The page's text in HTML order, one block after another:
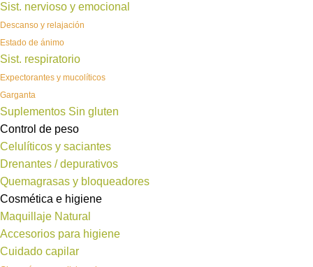
Sist. nervioso y emocional
Descanso y relajación
Estado de ánimo
Sist. respiratorio
Expectorantes y mucolíticos
Garganta
Suplementos Sin gluten
Control de peso
Celulíticos y saciantes
Drenantes / depurativos
Quemagrasas y bloqueadores
Cosmética e higiene
Maquillaje Natural
Accesorios para higiene
Cuidado capilar